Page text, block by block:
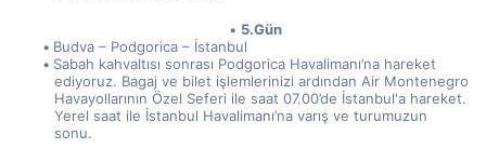
5.Gün
Budva – Podgorica – İstanbul
Sabah kahvaltısı sonrası Podgorica Havalimanı’na hareket
ediyoruz. Bagaj ve bilet işlemlerinizi ardından Air Montenegro
Havayollarının Özel Seferi ile saat 07.00’de İstanbul'a hareket.
Yerel saat ile İstanbul Havalimanı’na varış ve turumuzun
sonu.